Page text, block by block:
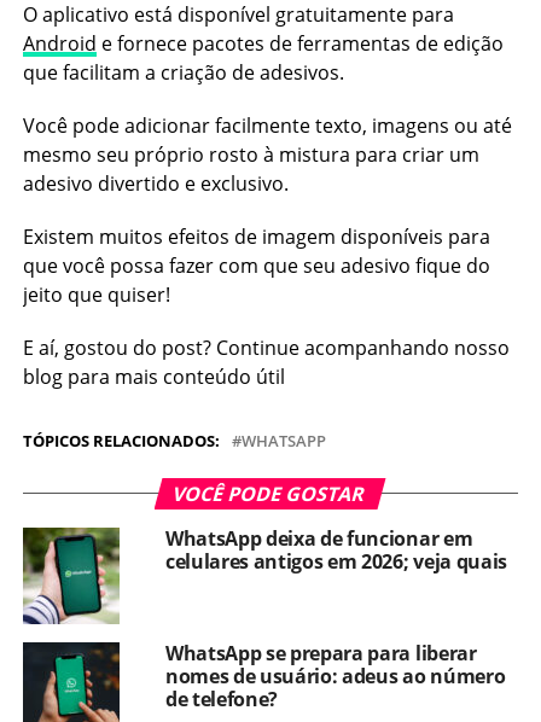
O aplicativo está disponível gratuitamente para
Android e fornece pacotes de ferramentas de edição
que facilitam a criação de adesivos.
Você pode adicionar facilmente texto, imagens ou até
mesmo seu próprio rosto à mistura para criar um
adesivo divertido e exclusivo.
Existem muitos efeitos de imagem disponíveis para
que você possa fazer com que seu adesivo fique do
jeito que quiser!
E aí, gostou do post? Continue acompanhando nosso
blog para mais conteúdo útil
TÓPICOS RELACIONADOS: WHATSAPP
VOCÊ PODE GOSTAR
WhatsApp deixa de funcionar em
celulares antigos em 2026; veja quais
WhatsApp se prepara para liberar
nomes de usuário: adeus ao número
de telefone?